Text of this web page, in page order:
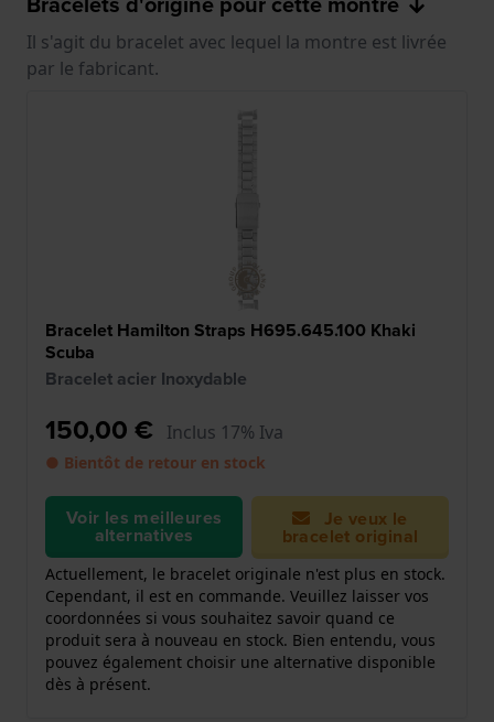
Il s'agit du bracelet avec lequel la montre est livrée
par le fabricant.
Bracelet Hamilton Straps H695.645.100 Khaki
Scuba
Bracelet acier Inoxydable
150,00 € Inclus 17% Iva
● Bientôt de retour en stock
Voir les meilleures
alternatives
Je veux le
bracelet original
Actuellement, le bracelet originale n'est plus en stock.
Cependant, il est en commande. Veuillez laisser vos
coordonnées si vous souhaitez savoir quand ce
produit sera à nouveau en stock. Bien entendu, vous
pouvez également choisir une alternative disponible
dès à présent.